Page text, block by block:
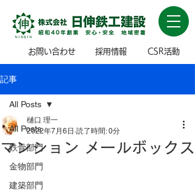
お問い合わせ 採用情報 CSR活動
記事
All Posts
鉄骨部門
金物部門
建築部門
All Posts
マンション メールボックス
樋口 理一
2022年7月6日 読了時間: 0分